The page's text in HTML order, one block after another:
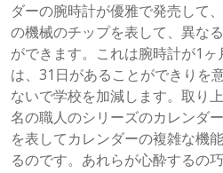
ダーの腕時計が優雅で発売して
の機械のチップを表して、異な
ができます。これは腕時計が1
は、31日があることができりを
ないで学校を加減します。取り
名の職人のシリーズのカレンダ
を表してカレンダーの複雑な機
るのです。あれらが心酔するの